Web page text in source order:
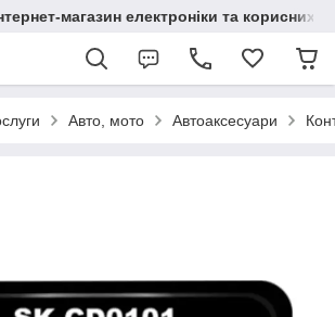
магазин електроніки та корисних
Авто, мото Автоаксесуари